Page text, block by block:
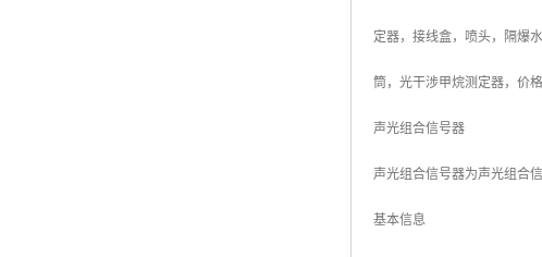
定器，接线盒，喷头，隔爆
筒，光干涉甲烷测定器，价
声光组合信号器
声光组合信号器为声光组合
基本信息